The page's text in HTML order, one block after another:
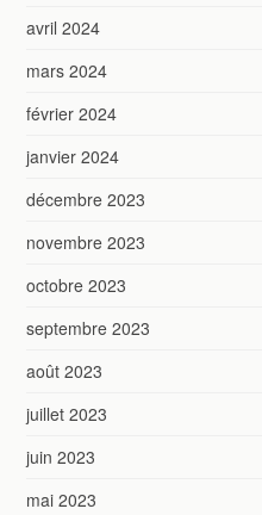
avril 2024
mars 2024
février 2024
janvier 2024
décembre 2023
novembre 2023
octobre 2023
septembre 2023
août 2023
juillet 2023
juin 2023
mai 2023